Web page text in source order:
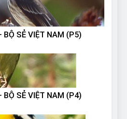
BỘ SẺ VIỆT NAM (P5)
BỘ SẺ VIỆT NAM (P4)